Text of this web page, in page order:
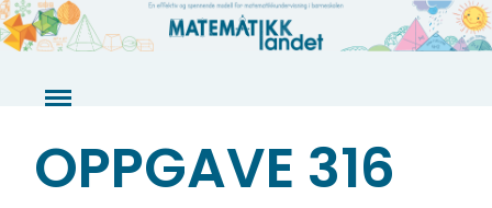
Skip
to
OPPGAVE 316